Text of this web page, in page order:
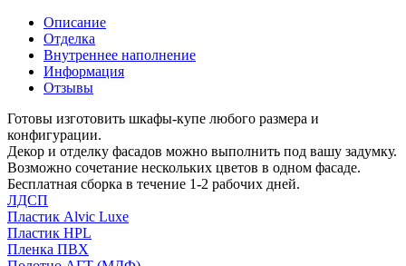
Описание
Отделка
Внутреннее наполнение
Информация
Отзывы
Готовы изготовить шкафы-купе любого размера и
конфигурации.
Декор и отделку фасадов можно выполнить под вашу задумку.
Возможно сочетание нескольких цветов в одном фасаде.
Бесплатная сборка в течение 1-2 рабочих дней.
ЛДСП
Пластик Alvic Luxe
Пластик HPL
Пленка ПВХ